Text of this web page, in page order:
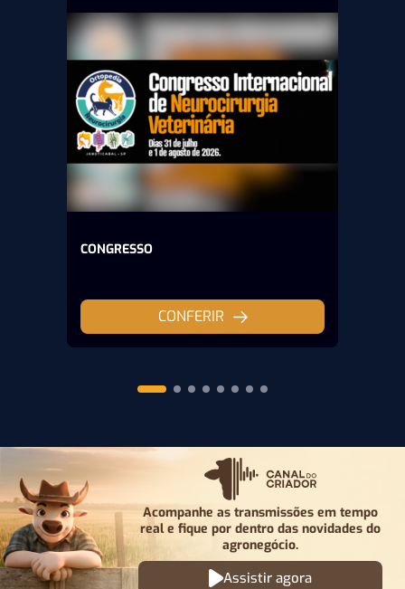
CONGRESSO
CONFERIR
Acompanhe as transmissões em tempo
real e fique pordentro das novidades do
agronegócio.
Assistir agora